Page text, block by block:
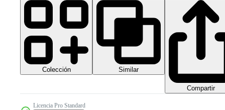
Colección Similar
Compartir
Licencia Pro Standard